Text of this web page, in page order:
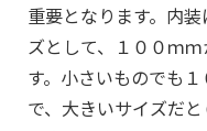
重要となります。内
ズとして、１００ｍ
す。小さいものでも
で、大きいサイズだ